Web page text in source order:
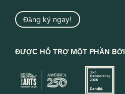
Đăng ký ngay!
ĐƯỢC HỖ TRỢ MỘT PHẦN BỞI